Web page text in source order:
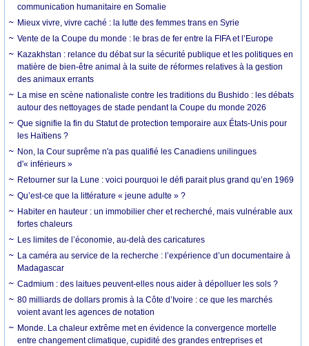
communication humanitaire en Somalie
Mieux vivre, vivre caché : la lutte des femmes trans en Syrie
Vente de la Coupe du monde : le bras de fer entre la FIFA et l’Europe
Kazakhstan : relance du débat sur la sécurité publique et les politiques en
matière de bien-être animal à la suite de réformes relatives à la gestion
des animaux errants
La mise en scène nationaliste contre les traditions du Bushido : les débats
autour des nettoyages de stade pendant la Coupe du monde 2026
Que signifie la fin du Statut de protection temporaire aux États-Unis pour
les Haïtiens ?
Non, la Cour suprême n'a pas qualifié les Canadiens unilingues
d'« inférieurs »
Retourner sur la Lune : voici pourquoi le défi parait plus grand qu’en 1969
Qu’est-ce que la littérature « jeune adulte » ?
Habiter en hauteur : un immobilier cher et recherché, mais vulnérable aux
fortes chaleurs
Les limites de l’économie, au-delà des caricatures
La caméra au service de la recherche : l’expérience d’un documentaire à
Madagascar
Cadmium : des laitues peuvent-elles nous aider à dépolluer les sols ?
80 milliards de dollars promis à la Côte d’Ivoire : ce que les marchés
voient avant les agences de notation
Monde. La chaleur extrême met en évidence la convergence mortelle
entre changement climatique, cupidité des grandes entreprises et